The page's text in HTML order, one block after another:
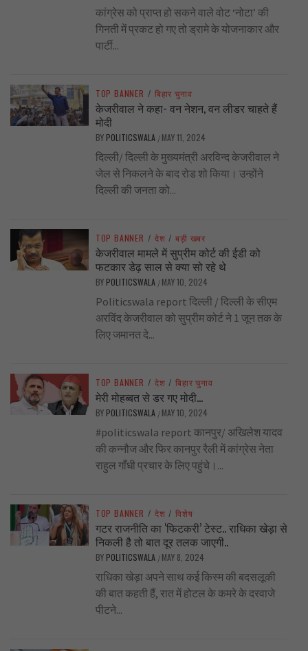
कांग्रेस को प्राप्त हो सकने वाले वोट ‘नोटा’ की
गिनती में प्रकट हो गए तो ड्रामे के योजनाकार और
पार्टी...
TOP BANNER / बिहार चुनाव
केजरीवाल ने कहा- वन नेशन, वन लीडर चाहते हैं
मोदी
BY POLITICSWALA / MAY 11, 2024
दिल्ली/ दिल्ली के मुख्यमंत्री अरविन्द केजरीवाल ने
जेल से निकलने के बाद रोड शो किया। उन्होंने
दिल्ली की जनता को...
TOP BANNER / देश / बड़ी खबर
केजरीवाल मामले में सुप्रीम कोर्ट की ईडी को
फटकार डेढ़ साल से क्या सो रहे थे
BY POLITICSWALA / MAY 10, 2024
Politicswala report दिल्ली / दिल्ली के सीएम
अरविंद केजरीवाल को सुप्रीम कोर्ट ने 1 जून तक के
लिए जमानत दे...
TOP BANNER / देश / बिहार चुनाव
मेरी मोहब्बत से डर गए मोदी…
BY POLITICSWALA / MAY 10, 2024
#politicswala report कानपुर/ अखिलेश यादव
की कन्नौज और फिर कानपुर रैली में कांग्रेस नेता
राहुल गाँधी प्रचार के लिए पहुंचे।...
TOP BANNER / देश / विशेष
गटर राजनीति का ‘फिटकरी’ टेस्ट.. राधिका खेड़ा से
निकली है तो बात दूर तलक जाएगी..
BY POLITICSWALA / MAY 8, 2024
राधिका खेड़ा अपने साथ कई किस्म की बदसलूकी
की बात कहती हैं, रात में होटल के कमरे के दरवाजे
पीटने...